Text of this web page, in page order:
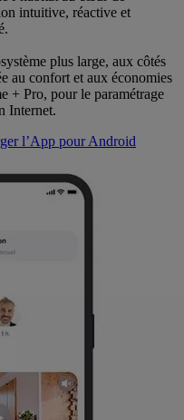
intuitive, réactive et
plus large, aux côtés
au confort et aux économies
+ Pro, pour le paramétrage
Internet.
l’App pour Android